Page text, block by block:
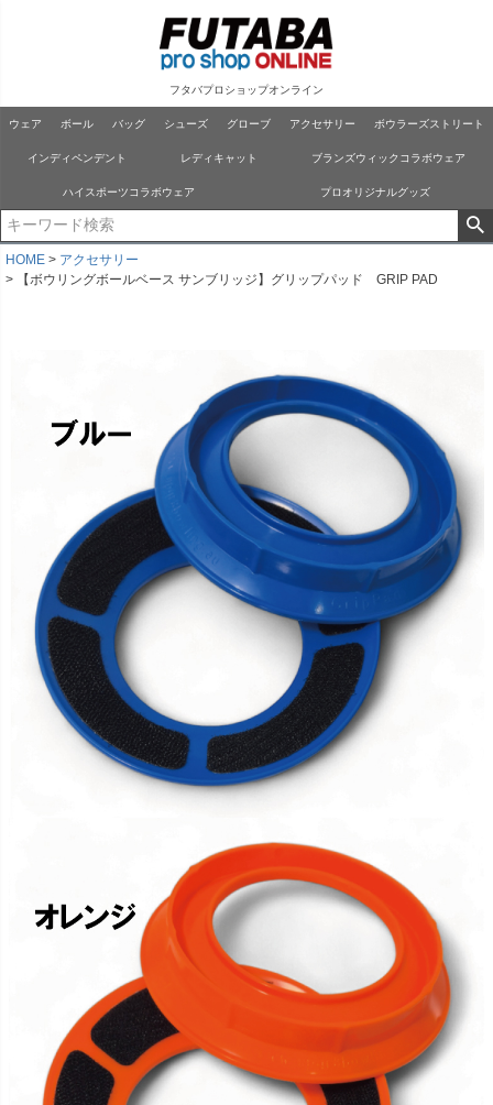
フタバプロショップオンライン
ウェア ボール バッグ シューズ グローブ アクセサリー ボウラーズストリート
インディペンデント レディキャット ブランズウィックコラボウェア
ハイスポーツコラボウェア プロオリジナルグッズ
HOME
アクセサリー
【ボウリングボールベース サンブリッジ】グリップパッド GRIP PAD